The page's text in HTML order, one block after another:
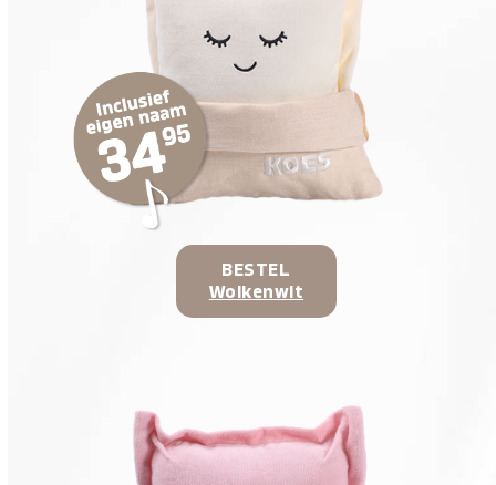
BESTEL
Wolkenwit